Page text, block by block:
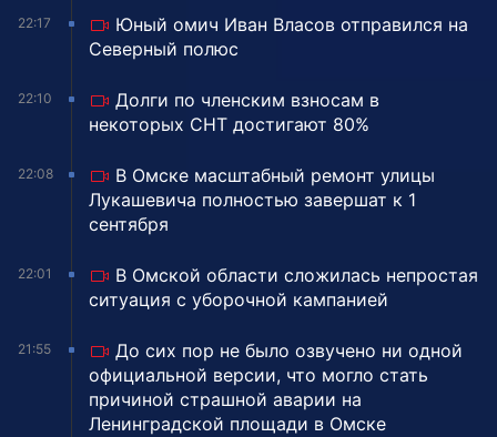
22:17
Юный омич Иван Власов отправился на
Северный полюс
22:10
Долги по членским взносам в
некоторых СНТ достигают 80%
22:08
В Омске масштабный ремонт улицы
Лукашевича полностью завершат к 1
сентября
22:01
В Омской области сложилась непростая
ситуация с уборочной кампанией
21:55
До сих пор не было озвучено ни одной
официальной версии, что могло стать
причиной страшной аварии на
Ленинградской площади в Омске